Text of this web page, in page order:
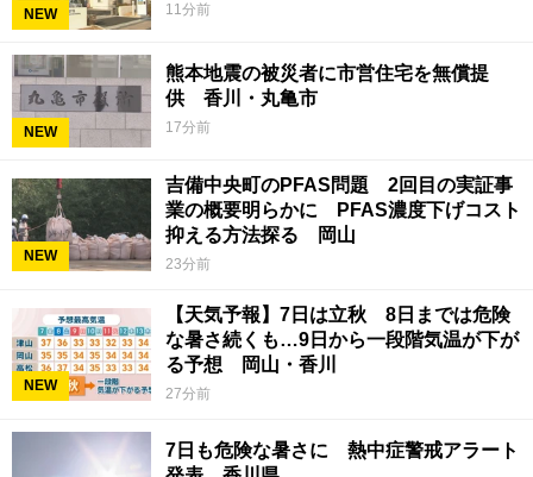
NEW 11分前
NEW
熊本地震の被災者に市営住宅を無償提
供 香川・丸亀市
17分前
NEW
吉備中央町のPFAS問題 2回目の実証事
業の概要明らかに PFAS濃度下げコスト
抑える方法探る 岡山
23分前
NEW
【天気予報】7日は立秋 8日までは危険
な暑さ続くも…9日から一段階気温が下が
る予想 岡山・香川
27分前
7日も危険な暑さに 熱中症警戒アラート